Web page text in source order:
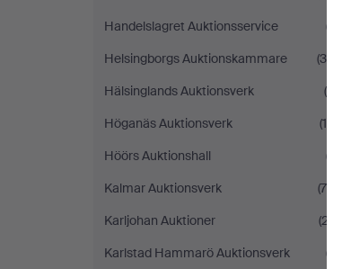
Handelslagret Auktionsservice
(7)
Helsingborgs Auktionskammare
(34)
Hälsinglands Auktionsverk
(9)
Höganäs Auktionsverk
(19)
Höörs Auktionshall
(7)
Kalmar Auktionsverk
(76)
Karljohan Auktioner
(27)
Karlstad Hammarö Auktionsverk
(7)